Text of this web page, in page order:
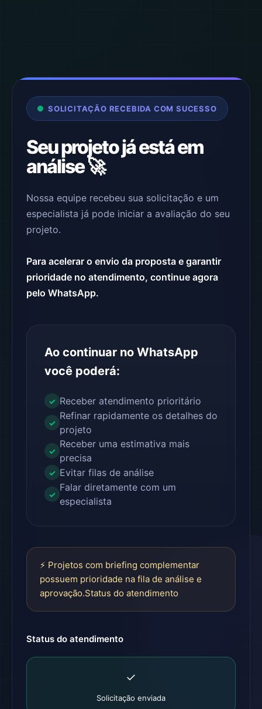
SOLICITAÇÃO RECEBIDA COM SUCESSO
Seu projeto já está em
análise 🚀
Nossa equipe recebeu sua solicitação e um
especialista já pode iniciar a avaliação do seu
projeto.
Para acelerar o envio da proposta e garantir
prioridade no atendimento, continue agora
pelo WhatsApp.
Ao continuar no WhatsApp
você poderá:
✓ Receber atendimento prioritário
✓
Refinar rapidamente os detalhes do
projeto
✓
Receber uma estimativa mais
precisa
✓ Evitar filas de análise
✓
Falar diretamente com um
especialista
⚡ Projetos com briefing complementar
possuem prioridade na fila de análise e
aprovação.Status do atendimento
Status do atendimento
✓
Solicitação enviada